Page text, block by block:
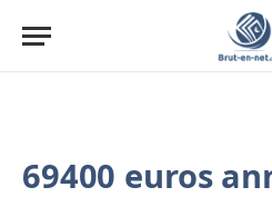
69400 euros